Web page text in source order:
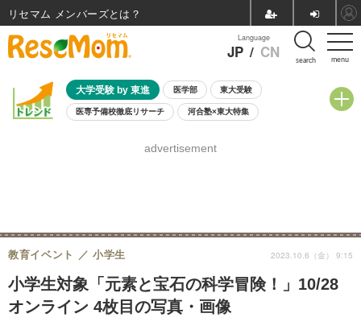
menu
Language
JP / CN search
大学受験 by 東進 医学部 東大受験
医専予備校徹底リサーチ 河合塾×東大特集
8月開催学校説明会・相談会
advertisement
小学生対象「元素と宝石の科学冒険！」10/28
オンライン 4枚目の写真・画像
教育イベント 小学生 2023.10.6（金） 9:15
リセマム メンバーズ